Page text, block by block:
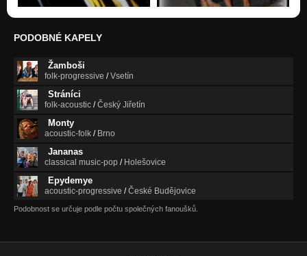
PODOBNÉ KAPELY
Žamboši
folk-progressive /Vsetín
Stráníci
folk-acoustic /Český Jiřetín
Monty
acoustic-folk / Brno
Jananas
classical music-pop / Holešovice
Epydemye
acoustic-progressive /České Budějovice
Podobnost se určuje podle počtu společných fanoušků.